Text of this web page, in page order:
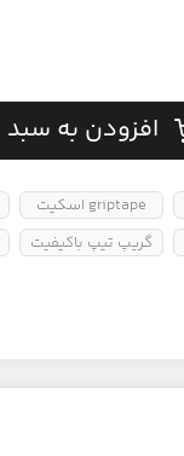
افزودن به سبد
griptape اسکیت
گریپ تیپ باکیفیت